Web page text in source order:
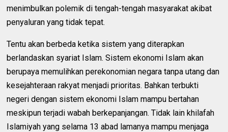
menimbulkan polemik di tengah-tengah masyarakat akibat
penyaluran yang tidak tepat.
Tentu akan berbeda ketika sistem yang diterapkan
berlandaskan syariat Islam. Sistem ekonomi Islam akan
berupaya memulihkan perekonomian negara tanpa utang dan
kesejahteraan rakyat menjadi prioritas. Bahkan terbukti
negeri dengan sistem ekonomi Islam mampu bertahan
meskipun terjadi wabah berkepanjangan. Tidak lain khilafah
Islamiyah yang selama 13 abad lamanya mampu menjaga